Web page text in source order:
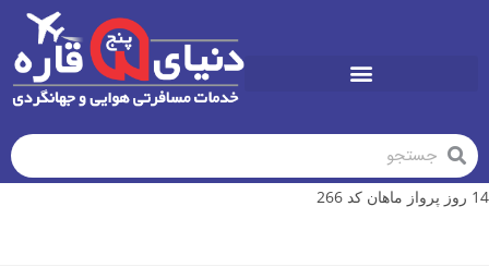
14 روز پرواز ماهان کد 266